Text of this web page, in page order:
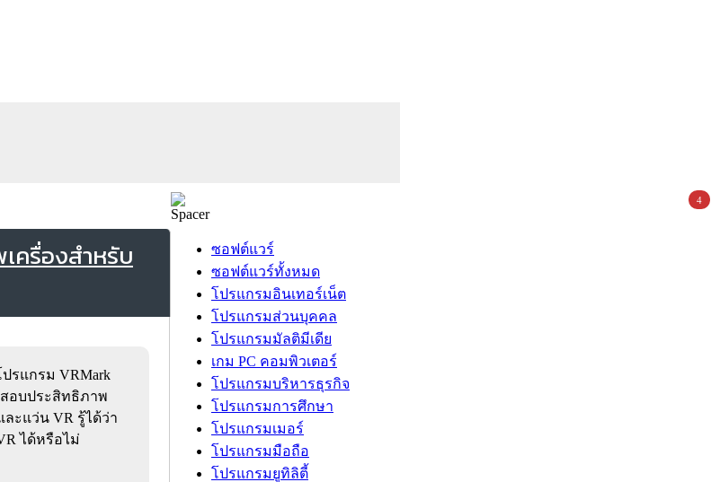
ครื่องสำหรับ
รแกรม VRMark
อบประสิทธิภาพ
ะแว่น VR รู้ได้ว่า
ได้หรือไม่
ซอฟต์แวร์
ซอฟต์แวร์ทั้งหมด
โปรแกรมอินเทอร์เน็ต
โปรแกรมส่วนบุคคล
โปรแกรมมัลติมีเดีย
เกม PC คอมพิวเตอร์
โปรแกรมบริหารธุรกิจ
โปรแกรมการศึกษา
โปรแกรมเมอร์
โปรแกรมมือถือ
โปรแกรมยูทิลิตี้
4